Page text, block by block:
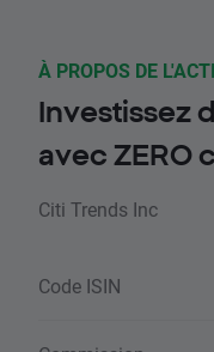
À PROPOS DE
Investissez
avec ZERO
Citi Trends Inc
Code ISIN